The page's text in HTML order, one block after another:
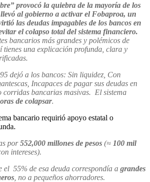
provocó la quiebra de la mayoría de los
al gobierno a activar el Fobaproa, un
las deudas impagables de los bancos en
el colapso total del sistema financiero.
bancarios más grandes y polémicos de
una explicación profunda, clara y
dejó a los bancos: Sin liquidez, Con
Incapaces de pagar sus deudas en
corridas bancarias masivas. El sistema
de colapsar.
bancario requirió apoyo estatal o
por552,000 millones de pesos (≈ 100 mil
intereses).
el 55% de esa deuda correspondía a grandes
, no a pequeños ahorradores.